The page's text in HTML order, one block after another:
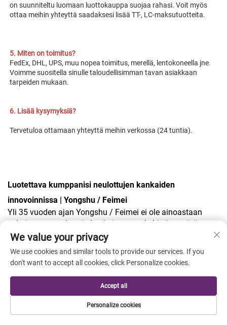
on suunniteltu luomaan luottokauppa suojaa rahasi. Voit myös
ottaa meihin yhteyttä saadaksesi lisää TT-, LC-maksutuotteita.
5. Miten on toimitus?
FedEx, DHL, UPS, muu nopea toimitus, merellä, lentokoneella jne.
Voimme suositella sinulle taloudellisimman tavan asiakkaan
tarpeiden mukaan.
6. Lisää kysymyksiä?
Tervetuloa ottamaan yhteyttä meihin verkossa (24 tuntia).
Luotettava kumppanisi neulottujen kankaiden
innovoinnissa | Yongshu / Feimei
Yli 35 vuoden ajan Yongshu / Feimei ei ole ainoastaan
valmistanut neulottuja kankaita, vaan kehittänyt niitä.
Ammattitaitoisena, pystyyn integroituna neulottujen
kankaiden valmistajana yhdistämme luovat visiot ja
kaupallisesti menestyvän, laadukkaan tuotteen.
Ymmärrämme, että oikea kangas on vaatteen sielu – se
tekee siitä kauniin ulkonäköisen, mukavan tuntuisen ja
virheetöntä suorituskykyä.
Pikamuodin ja monimutkaisten toimitusketjujen
maailmassa tarjoamme yksinkertaisemman ja paremman
We value your privacy
We use cookies and similar tools to provide our services. If you
don't want to accept all cookies, click Personalize cookies.
Personalize cookies
Accept all